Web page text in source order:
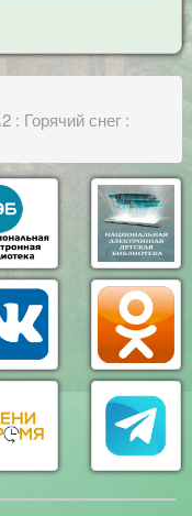
: Горячий снег :